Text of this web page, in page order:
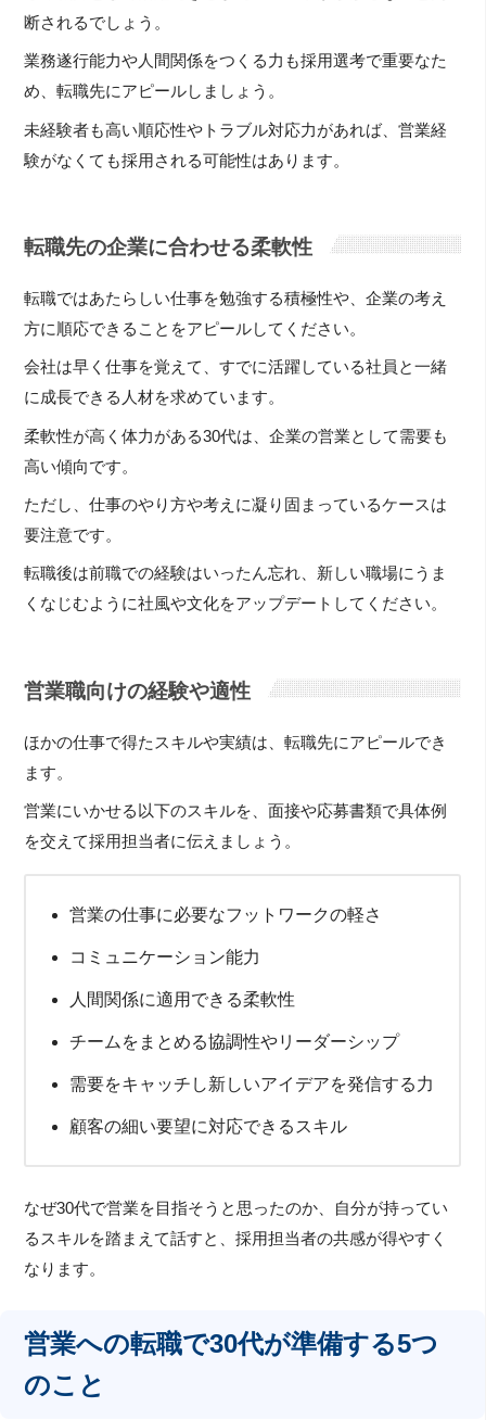
断されるでしょう。
業務遂行能力や人間関係をつくる力も採用選考で重要なた
め、転職先にアピールしましょう。
未経験者も高い順応性やトラブル対応力があれば、営業経
験がなくても採用される可能性はあります。
転職先の企業に合わせる柔軟性
転職ではあたらしい仕事を勉強する積極性や、企業の考え
方に順応できることをアピールしてください。
会社は早く仕事を覚えて、すでに活躍している社員と一緒
に成長できる人材を求めています。
柔軟性が高く体力がある30代は、企業の営業として需要も
高い傾向です。
ただし、仕事のやり方や考えに凝り固まっているケースは
要注意です。
転職後は前職での経験はいったん忘れ、新しい職場にうま
くなじむように社風や文化をアップデートしてください。
営業職向けの経験や適性
ほかの仕事で得たスキルや実績は、転職先にアピールでき
ます。
営業にいかせる以下のスキルを、面接や応募書類で具体例
を交えて採用担当者に伝えましょう。
営業の仕事に必要なフットワークの軽さ
コミュニケーション能力
人間関係に適用できる柔軟性
チームをまとめる協調性やリーダーシップ
需要をキャッチし新しいアイデアを発信する力
顧客の細い要望に対応できるスキル
なぜ30代で営業を目指そうと思ったのか、自分が持ってい
るスキルを踏まえて話すと、採用担当者の共感が得やすく
なります。
営業への転職で30代が準備する5つ
のこと